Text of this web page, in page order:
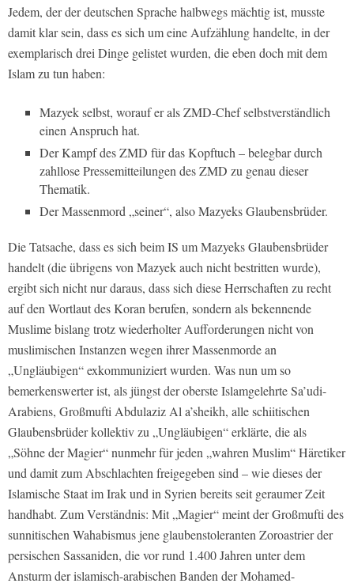
Jedem, der der deutschen Sprache halbwegs mächtig ist, musste
damit klar sein, dass es sich um eine Aufzählung handelte, in der
exemplarisch drei Dinge gelistet wurden, die eben doch mit dem
Islam zu tun haben:
Mazyek selbst, worauf er als ZMD-Chef selbstverständlich
einen Anspruch hat.
Der Kampf des ZMD für das Kopftuch – belegbar durch
zahllose Pressemitteilungen des ZMD zu genau dieser
Thematik.
Der Massenmord „seiner“, also Mazyeks Glaubensbrüder.
Die Tatsache, dass es sich beim IS um Mazyeks Glaubensbrüder
handelt (die übrigens von Mazyek auch nicht bestritten wurde),
ergibt sich nicht nur daraus, dass sich diese Herrschaften zu recht
auf den Wortlaut des Koran berufen, sondern als bekennende
Muslime bislang trotz wiederholter Aufforderungen nicht von
muslimischen Instanzen wegen ihrer Massenmorde an
„Ungläubigen“ exkommuniziert wurden. Was nun um so
bemerkenswerter ist, als jüngst der oberste Islamgelehrte Sa’udi-
Arabiens, Großmufti Abdulaziz Al a’sheikh, alle schiitischen
Glaubensbrüder kollektiv zu „Ungläubigen“ erklärte, die als
„Söhne der Magier“ nunmehr für jeden „wahren Muslim“ Häretiker
und damit zum Abschlachten freigegeben sind – wie dieses der
Islamische Staat im Irak und in Syrien bereits seit geraumer Zeit
handhabt. Zum Verständnis: Mit „Magier“ meint der Großmufti des
sunnitischen Wahabismus jene glaubenstoleranten Zoroastrier der
persischen Sassaniden, die vor rund 1.400 Jahren unter dem
Ansturm der islamisch-arabischen Banden der Mohamed-